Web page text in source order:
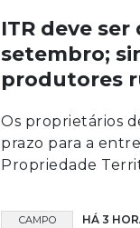
ITR deve
setembro;
produtores
Os proprietários
prazo para a
Propriedade
CAMPO HÁ 3